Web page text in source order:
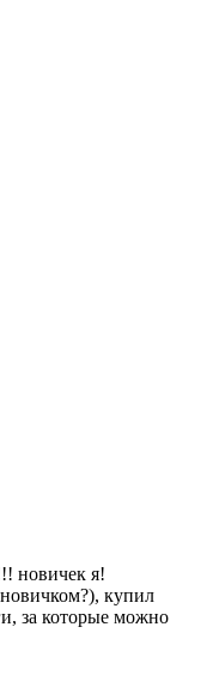
новичек я!
купил
за которые можно